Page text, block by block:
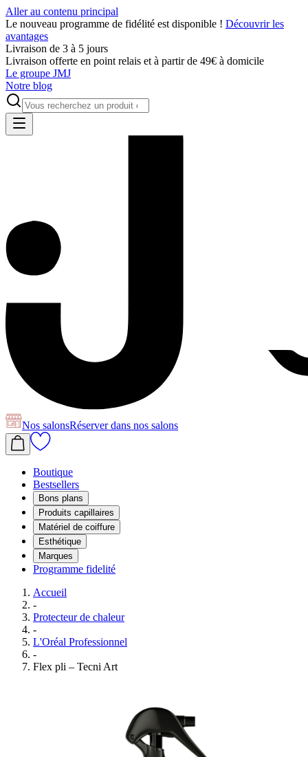
Aller au contenu principal
Le nouveau programme de fidélité est disponible ! Découvrir les
avantages
Livraison de 3 à 5 jours
Livraison offerte en point relais et à partir de 49€ à domicile
Le groupe JMJ
Notre blog
Nos salonsRéserverdans nos salons
Boutique
Bestsellers
Bons plans
Produits capillaires
Matériel de coiffure
Esthétique
Marques
Programme fidelité
Accueil
-
Protecteur de chaleur
-
L'Oréal Professionnel
-
Flex pli – Tecni Art